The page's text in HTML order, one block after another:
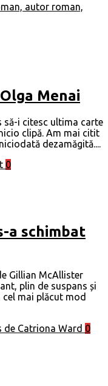
Menai
să-i citesc ultima carte
clipă. Am mai citit
dezamăgită....
0
a schimbat
Gillian McAllister
plin de suspans și
mai plăcut mod
0